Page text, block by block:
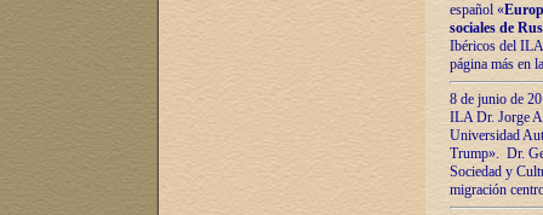
español «
sociales de
Ibéricos del ILA
página más en
8 de junio de
ILA Dr. Jorge
Universidad
Trump». Dr.
Sociedad y
migración